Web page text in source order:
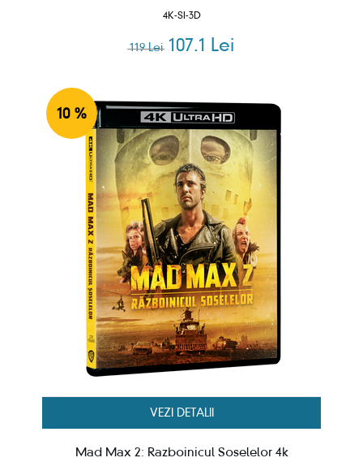
4K-SI-3D
119 Lei 107.1 Lei
10 %
VEZI DETALII
Mad Max 2: Razboinicul Soselelor 4k